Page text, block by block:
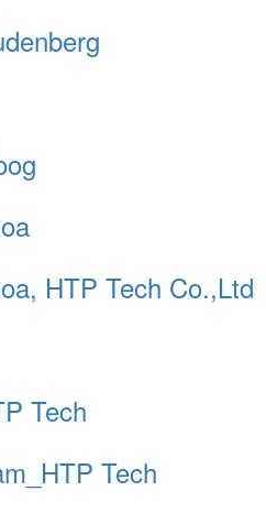
HTP Tech Co.,Ltd
Tech
Tech